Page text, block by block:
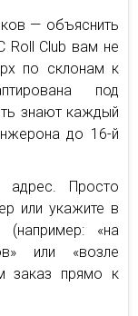
— объяснить
Roll Club вам не
по склонам к
под
знают каждый
до 16-й
Просто
или укажите в
(например: «на
или «возле
заказ прямо к